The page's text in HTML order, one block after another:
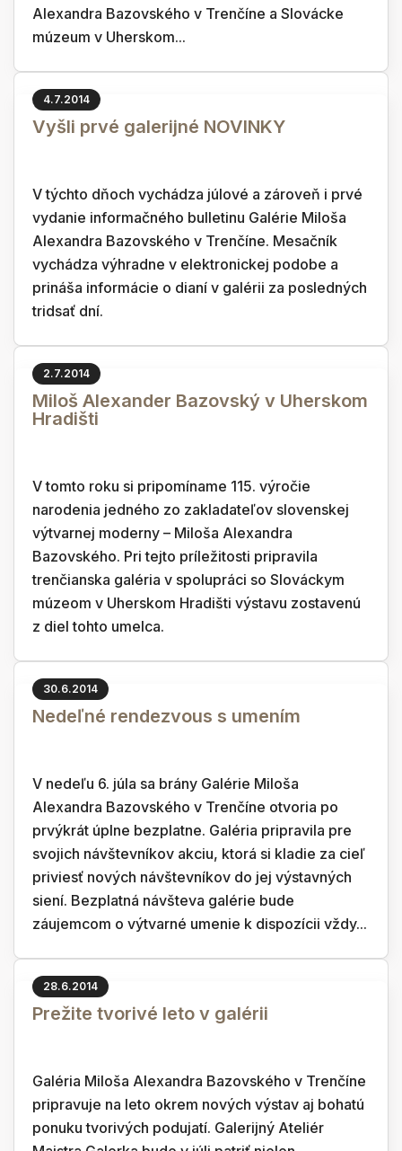
Alexandra Bazovského v Trenčíne a Slovácke
múzeum v Uherskom...
4.7.2014
Vyšli prvé galerijné NOVINKY
V týchto dňoch vychádza júlové a zároveň i prvé
vydanie informačného bulletinu Galérie Miloša
Alexandra Bazovského v Trenčíne. Mesačník
vychádza výhradne v elektronickej podobe a
prináša informácie o dianí v galérii za posledných
tridsať dní.
2.7.2014
Miloš Alexander Bazovský v Uherskom
Hradišti
V tomto roku si pripomíname 115. výročie
narodenia jedného zo zakladateľov slovenskej
výtvarnej moderny – Miloša Alexandra
Bazovského. Pri tejto príležitosti pripravila
trenčianska galéria v spolupráci so Slováckym
múzeom v Uherskom Hradišti výstavu zostavenú
z diel tohto umelca.
30.6.2014
Nedeľné rendezvous s umením
V nedeľu 6. júla sa brány Galérie Miloša
Alexandra Bazovského v Trenčíne otvoria po
prvýkrát úplne bezplatne. Galéria pripravila pre
svojich návštevníkov akciu, ktorá si kladie za cieľ
priviesť nových návštevníkov do jej výstavných
siení. Bezplatná návšteva galérie bude
záujemcom o výtvarné umenie k dispozícii vždy...
28.6.2014
Prežite tvorivé leto v galérii
Galéria Miloša Alexandra Bazovského v Trenčíne
pripravuje na leto okrem nových výstav aj bohatú
ponuku tvorivých podujatí. Galerijný Ateliér